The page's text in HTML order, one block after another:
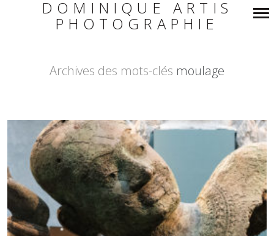
Navigation
DOMINIQUE ARTIS
PHOTOGRAPHIE
Archives des mots-clés moulage